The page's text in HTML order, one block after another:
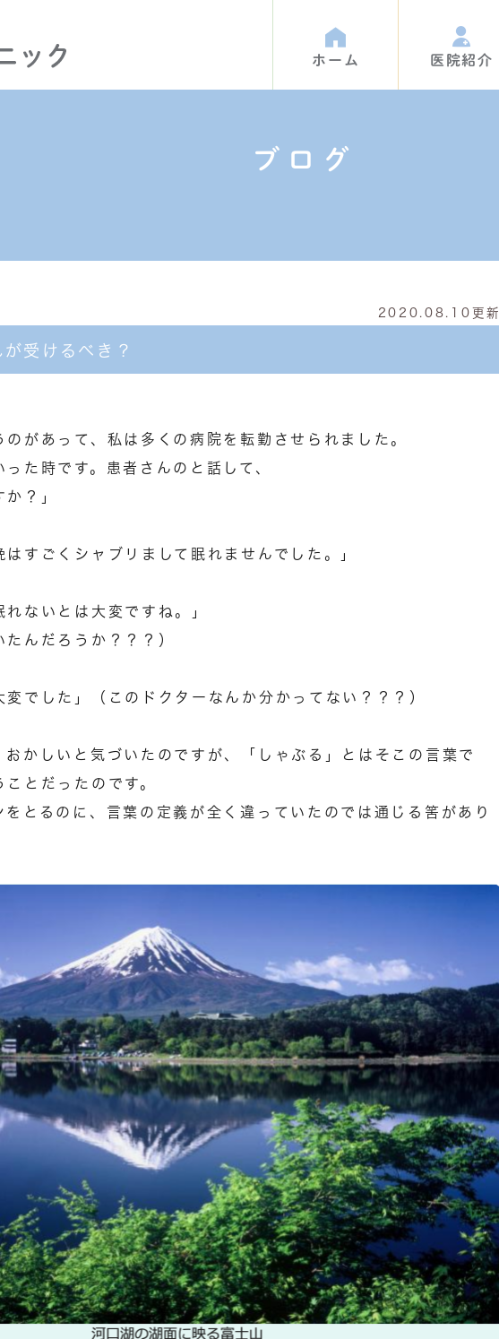
ホーム 医院紹介
BLOG
お母様方へ
ブログ
2020.08.10更新
受けるべき？
があって、私は多くの病院を転勤させられました。
た時です。患者さんのと話して、
？」
すごくシャブリまして眠れませんでした。」
ないとは大変ですね。」
たんだろうか？？？）
変でした」（このドクターなんか分かってない？？？）
おかしいと気づいたのですが、「しゃぶる」とはそこの言葉で
ことだったのです。
をとるのに、言葉の定義が全く違っていたのでは通じる筈があり